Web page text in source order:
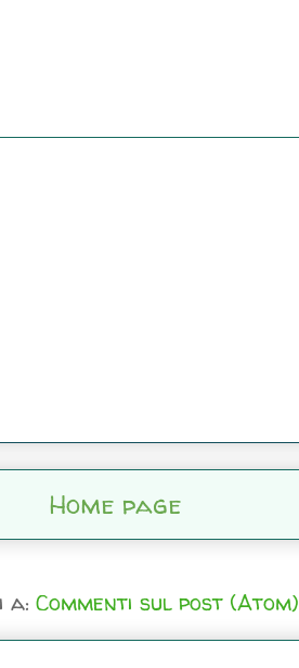
Home page
a: Commenti sul post (Atom)